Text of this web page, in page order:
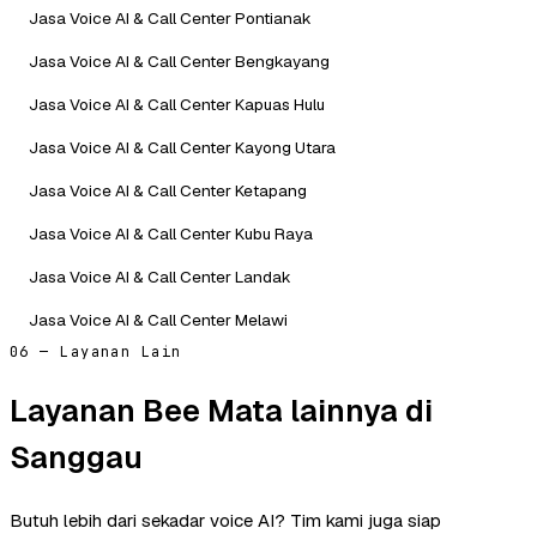
Jasa Voice AI & Call Center Pontianak
Jasa Voice AI & Call Center Bengkayang
Jasa Voice AI & Call Center Kapuas Hulu
Jasa Voice AI & Call Center Kayong Utara
Jasa Voice AI & Call Center Ketapang
Jasa Voice AI & Call Center Kubu Raya
Jasa Voice AI & Call Center Landak
Jasa Voice AI & Call Center Melawi
06 — Layanan Lain
Layanan Bee Mata lainnya di
Sanggau
Butuh lebih dari sekadar voice AI? Tim kami juga siap